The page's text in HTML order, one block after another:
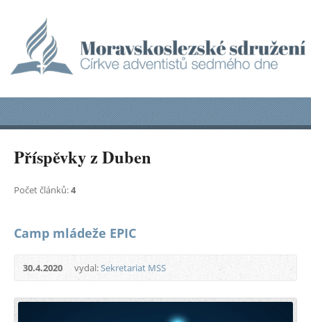
Příspěvky z Duben
Počet článků:4
Camp mládeže EPIC
30.4.2020 vydal:Sekretariat MSS